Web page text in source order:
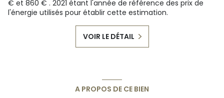
€ et 860 € . 2021 étant l'année de référence des prix de
l'énergie utilisés pour établir cette estimation.
VOIR LE DÉTAIL
A PROPOS DE CE BIEN